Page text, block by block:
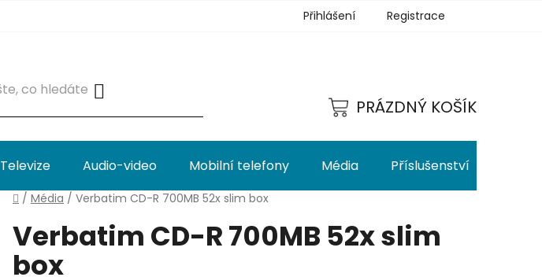
Přihlášení Registrace
KOŠÍK
PRÁZDNÝ KOŠÍK
Televize Audio-video Mobilní telefony Média Příslušenství
Domů
/ Média / Verbatim CD-R 700MB 52x slim box
Verbatim CD-R 700MB 52x slim
box